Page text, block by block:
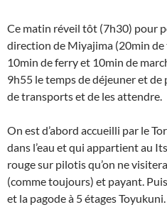
Ce matin réveil tôt (7h30) pour
direction de Miyajima (20min
10min de ferry et 10min de
9h55 le temps de déjeuner et
de transports et de les attendre.
On est d’abord accueilli par le
dans l’eau et qui appartient au
rouge sur pilotis qu’on ne
(comme toujours) et payant.
et la pagode à 5 étages Toyukuni.